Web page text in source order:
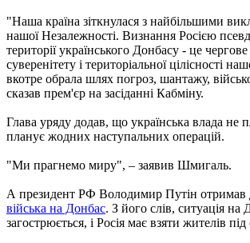
"Наша країна зіткнулася з найбільшими
нашої Незалежності. Визнання Росією
території українського Донбасу - це
суверенітету і територіальної цілісності
вкотре обрала шлях погроз, шантажу,
сказав прем'єр на засіданні Кабміну.
Глава уряду додав, що українська влада не
планує жодних наступальних операцій.
"Ми прагнемо миру", – заявив Шмигаль.
А президент РФ Володимир Путін отримав
війська на Донбас. З його слів, ситуація на
загострюється, і Росія має взяти жителів під